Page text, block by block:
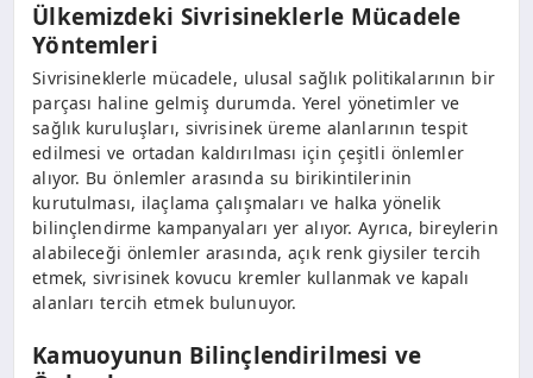
Ülkemizdeki Sivrisineklerle Mücadele
Yöntemleri
Sivrisineklerle mücadele, ulusal sağlık politikalarının bir
parçası haline gelmiş durumda. Yerel yönetimler ve
sağlık kuruluşları, sivrisinek üreme alanlarının tespit
edilmesi ve ortadan kaldırılması için çeşitli önlemler
alıyor. Bu önlemler arasında su birikintilerinin
kurutulması, ilaçlama çalışmaları ve halka yönelik
bilinçlendirme kampanyaları yer alıyor. Ayrıca, bireylerin
alabileceği önlemler arasında, açık renk giysiler tercih
etmek, sivrisinek kovucu kremler kullanmak ve kapalı
alanları tercih etmek bulunuyor.
Kamuoyunun Bilinçlendirilmesi ve